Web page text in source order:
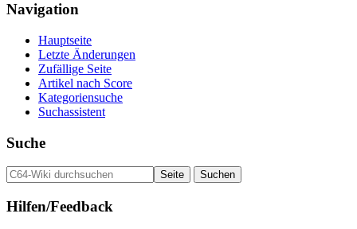
Navigation
Hauptseite
Letzte Änderungen
Zufällige Seite
Artikel nach Score
Kategoriensuche
Suchassistent
Suche
Hilfen/Feedback